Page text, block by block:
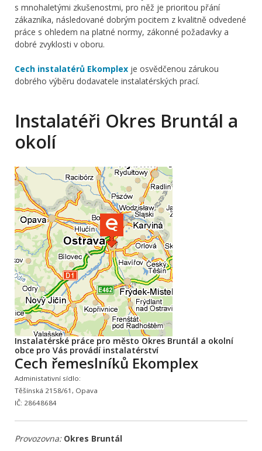
s mnohaletými zkušenostmi, pro něž je prioritou přání
zákazníka, následované dobrým pocitem z kvalitně odvedené
práce s ohledem na platné normy, zákonné požadavky a
dobré zvyklosti v oboru.
Cech instalatérů Ekomplex je osvědčenou zárukou
dobrého výběru dodavatele instalatérských prací.
Instalatéři Okres Bruntál a
okolí
Instalatérské práce pro město Okres Bruntál a okolní
obce pro Vás provádí instalatérství
Cech řemeslníků Ekomplex
Administativní sídlo:
Těšínská 2158/61, Opava
IČ: 28648684
Provozovna: Okres Bruntál